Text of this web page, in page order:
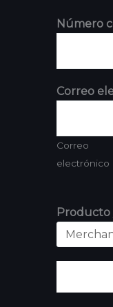
Número
Correo
Correo
electrónico
Producto